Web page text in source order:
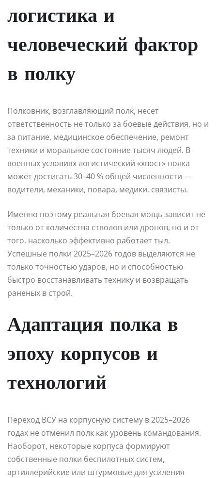
логистика и
человеческий фактор
в полку
Полковник, возглавляющий полк, несет
ответственность не только за боевые действия, но и
за питание, медицинское обеспечение, ремонт
техники и моральное состояние тысяч людей. В
военных условиях логистический «хвост» полка
может достигать 30–40 % общей численности —
водители, механики, повара, медики, связисты.
Именно поэтому реальная боевая мощь зависит не
только от количества стволов или дронов, но и от
того, насколько эффективно работает тыл.
Успешные полки 2025–2026 годов выделяются не
только точностью ударов, но и способностью
быстро восстанавливать технику и возвращать
раненых в строй.
Адаптация полка в
эпоху корпусов и
технологий
Переход ВСУ на корпусную систему в 2025–2026
годах не отменил полк как уровень командования.
Наоборот, некоторые корпуса формируют
собственные полки беспилотных систем,
артиллерийские или штурмовые для усиления